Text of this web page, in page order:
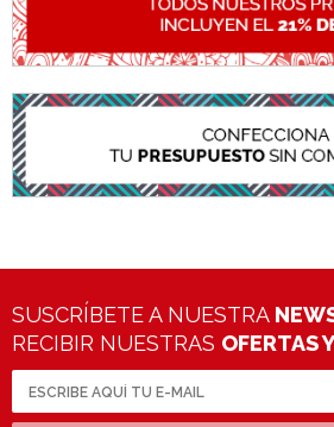
SUSCRÍBETE A NUESTRA
RECIBIR NUESTRAS OFERTAS